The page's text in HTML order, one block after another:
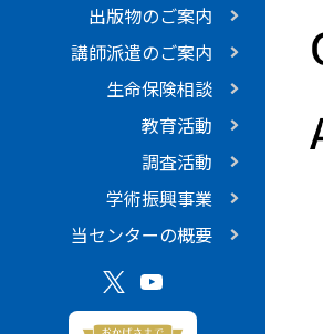
出版物のご案内
講師派遣のご案内
生命保険相談
教育活動
調査活動
学術振興事業
当センターの概要